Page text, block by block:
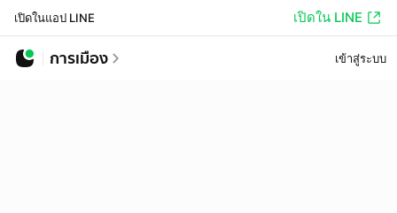
เปิดในแอป LINE เปิดใน LINE
การเมือง เข้าสู่ระบบ